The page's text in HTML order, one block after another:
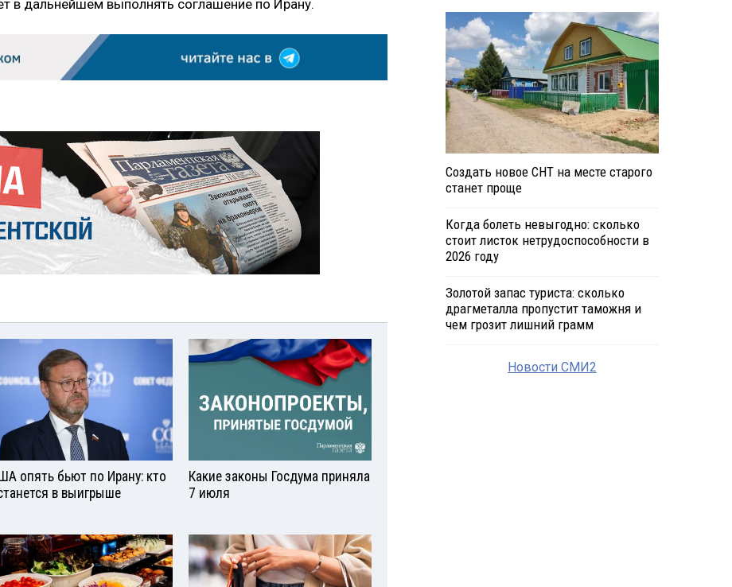
в дальнейшем выполнять соглашение по Ирану.
опять бьют по Ирану: кто
в выигрыше
Какие законы Госдума приняла
7 июля
Создать новое СНТ на месте старого
станет проще
Когда болеть невыгодно: сколько
стоит листок нетрудоспособности в
2026 году
Золотой запас туриста: сколько
драгметалла пропустит таможня и
чем грозит лишний грамм
Новости СМИ2